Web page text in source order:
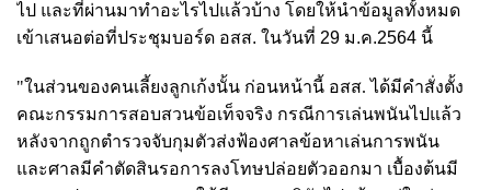
ไป และที่ผ่านมาทำอะไรไปแล้วบ้าง โดยให้นำข้อมูลทั้งหมด
เข้าเสนอต่อที่ประชุมบอร์ด อสส. ในวันที่ 29 ม.ค.2564 นี้
"ในส่วนของคนเลี้ยงลูกเก้งนั้น ก่อนหน้านี้ อสส. ได้มีคำสั่งตั้ง
คณะกรรมการสอบสวนข้อเท็จจริง กรณีการเล่นพนันไปแล้ว
หลังจากถูกตํารวจจับกุมตัวส่งฟ้องศาลข้อหาเล่นการพนัน
และศาลมีคําตัดสินรอการลงโทษปล่อยตัวออกมา เบื้องต้นมี